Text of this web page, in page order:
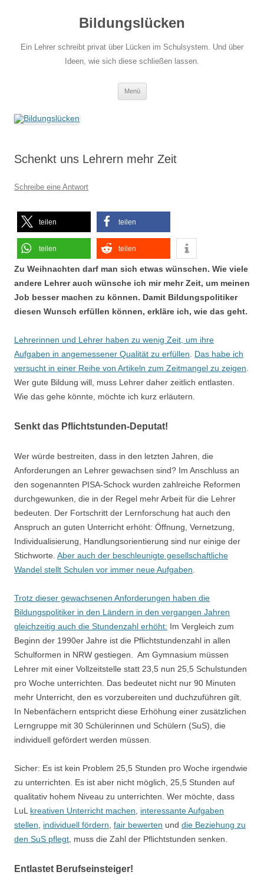
Bildungslücken
Ein Lehrer schreibt privat über Lücken im Schulsystem. Und über
Ideen, wie sich diese schließen lassen.
Menü
Schenkt uns Lehrern mehr Zeit
Schreibe eine Antwort
teilen teilen
teilen teilen
Zu Weihnachten darf man sich etwas wünschen. Wie viele
andere Lehrer auch wünsche ich mir mehr Zeit, um meinen
Job besser machen zu können. Damit Bildungspolitiker
diesen Wunsch erfüllen können, erkläre ich, wie das geht.
Lehrerinnen und Lehrer haben zu wenig Zeit, um ihre
Aufgaben in angemessener Qualität zu erfüllen
Das habe ich
versucht in einer Reihe von Artikeln zum Zeitmangel zu zeigen
Wer gute Bildung will, muss Lehrer daher zeitlich entlasten.
Wie das gehe könnte, möchte ich kurz erläutern.
Senkt das Pflichtstunden-Deputat!
Wer würde bestreiten, dass in den letzten Jahren, die
Anforderungen an Lehrer gewachsen sind? Im Anschluss an
den sogenannten PISA-Schock wurden zahlreiche Reformen
durchgewunken, die in der Regel mehr Arbeit für die Lehrer
bedeuten. Der Fortschritt der Lernforschung hat auch den
Anspruch an guten Unterricht erhöht: Öffnung, Vernetzung,
Individualisierung, Handlungsorientierung sind nur einige der
Stichworte. Aber auch der beschleunigte gesellschaftliche
Wandel stellt Schulen vor immer neue Aufgaben
Trotz dieser gewachsenen Anforderungen haben die
Bildungspolitiker in den Ländern in den vergangen Jahren
gleichzeitig auch die Stundenzahl erhöht: Im Vergleich zum
Beginn der 1990er Jahre ist die Pflichtstundenzahl in allen
Schulformen in NRW gestiegen. Am Gymnasium müssen
Lehrer mit einer Vollzeitstelle statt 23,5 nun 25,5 Schulstunden
pro Woche unterrichten. Das bedeutet nicht nur 90 Minuten
mehr Unterricht, den es vorzubereiten und duchzuführen gilt.
In Nebenfächern entspricht diese Erhöhung einer zusätzlichen
Lerngruppe mit 30 Schülerinnen und Schülern (SuS), die
individuell gefördert werden müssen.
Sicher: Es ist kein Problem 25,5 Stunden pro Woche irgendwie
zu unterrichten. Es ist aber nicht möglich, 25,5 Stunden auf
qualitativ hohem Niveau zu unterrichten. Wer möchte, dass
LuL kreativen Unterricht machen
interessante Aufgaben
stellen
individuell fördern fair bewerten und die Beziehung zu
den SuS pflegt , muss die Zahl der Pflichtstunden senken.
Entlastet Berufseinsteiger!